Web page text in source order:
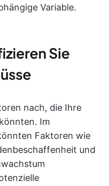
Variable.
Sie
nach, die Ihre
Im
Faktoren wie
und